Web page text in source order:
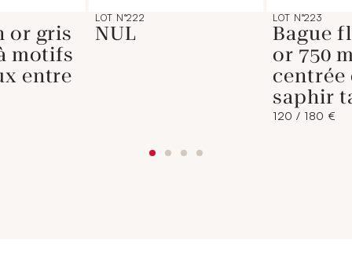
or gris
motifs
entre
LOT N°222
NUL
LOT N°223
Bague
or 750
centrée
saphir
120 / 180 €